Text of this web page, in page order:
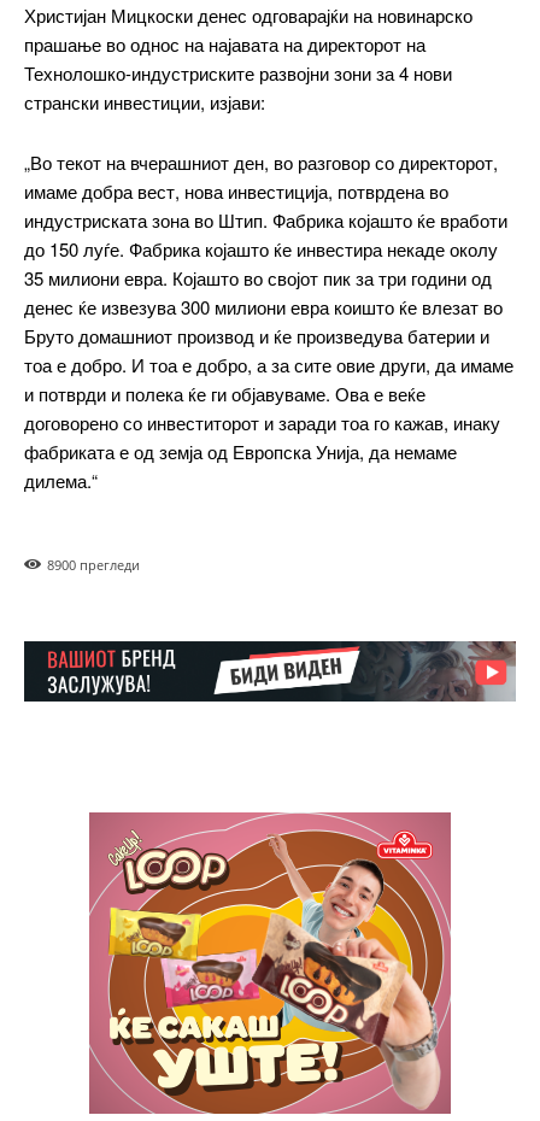
━ pricing plans
Free
бесплатно / forever
Etiam est nibh, lobortis sit
Praesent euismod ac
Ut mollis pellentesque tortor
Pro
100 / yearplaceholder text
ИЗБЕРЕТЕ ПЛАН
Христијан Мицкоски денес одговарајќи на новинарско
прашање во однос на најавата на директорот на
Технолошко-индустриските развојни зони за 4 нови
странски инвестиции, изјави:
„Во текот на вчерашниот ден, во разговор со директорот,
имаме добра вест, нова инвестиција, потврдена во
индустриската зона во Штип. Фабрика којашто ќе вработи
до 150 луѓе. Фабрика којашто ќе инвестира некаде околу
35 милиони евра. Којашто во својот пик за три години од
денес ќе извезува 300 милиони евра коишто ќе влезат во
Бруто домашниот производ и ќе произведува батерии и
тоа е добро. И тоа е добро, а за сите овие други, да имаме
и потврди и полека ќе ги објавуваме. Ова е веќе
договорено со инвеститорот и заради тоа го кажав, инаку
фабриката е од земја од Европска Унија, да немаме
дилема.“
8900 прегледи